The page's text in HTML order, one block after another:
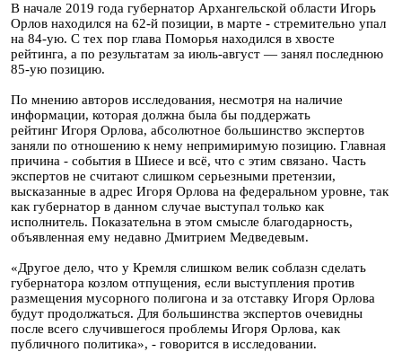
В начале 2019 года губернатор Архангельской области Игорь
Орлов находился на 62-й позиции, в марте - стремительно упал
на 84-ую. С тех пор глава Поморья находился в хвосте
рейтинга, а по результатам за июль-август — занял последнюю
85-ую позицию.
По мнению авторов исследования, несмотря на наличие
информации, которая должна была бы поддержать
рейтинг Игоря Орлова, абсолютное большинство экспертов
заняли по отношению к нему непримиримую позицию. Главная
причина - события в Шиесе и всё, что с этим связано. Часть
экспертов не считают слишком серьезными претензии,
высказанные в адрес Игоря Орлова на федеральном уровне, так
как губернатор в данном случае выступал только как
исполнитель. Показательна в этом смысле благодарность,
объявленная ему недавно Дмитрием Медведевым.
«Другое дело, что у Кремля слишком велик соблазн сделать
губернатора козлом отпущения, если выступления против
размещения мусорного полигона и за отставку Игоря Орлова
будут продолжаться. Для большинства экспертов очевидны
после всего случившегося проблемы Игоря Орлова, как
публичного политика», - говорится в исследовании.